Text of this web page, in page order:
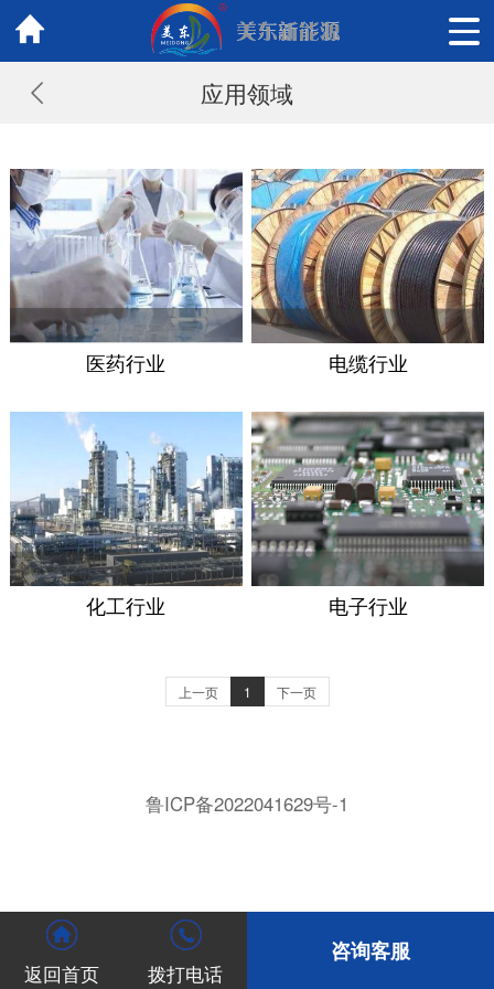
应用领域
医药行业 电缆行业
化工行业 电子行业
上一页 1 下一页
鲁ICP备2022041629号-1
返回首页 拨打电话
咨询客服